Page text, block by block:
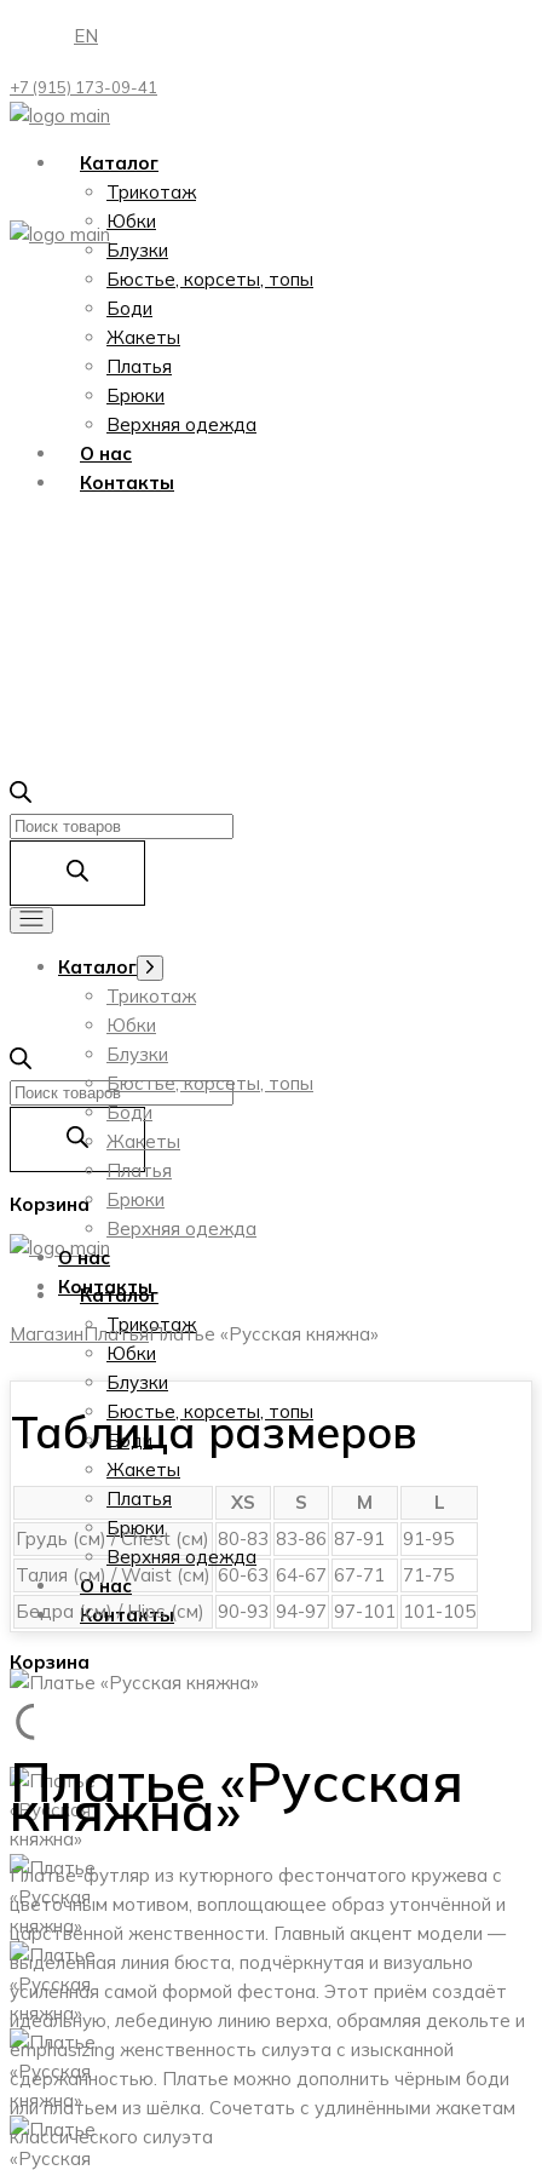
Перейти
содержимому
EN
+7 (915) 173-09-41
Каталог
Трикотаж
Юбки
Блузки
Бюстье, корсеты, топы
Боди
Жакеты
Платья
Брюки
Верхняя одежда
О нас
Контакты
Поиск
Корзина
Каталог
Трикотаж
Юбки
Блузки
Бюстье, корсеты, топы
Боди
Жакеты
Платья
Брюки
Верхняя одежда
О нас
Контакты
Корзина
Поиск
Каталог Показать
подменю
Трикотаж
Юбки
Блузки
Бюстье, корсеты, топы
Боди
Жакеты
Платья
Брюки
Верхняя одежда
О нас
Контакты
МагазинПлатьяПлатье «Русская княжна»
Таблица размеров
XS S M
L
Грудь (см) / Chest (см) 80-83 83-86 87-91
91-95
Талия (см) / Waist (см) 60-63 64-67 67-71
71-75
Бедра (см) / Hips (см)
90-93 94-97 97-101 101-105
Платье «Русская
княжна»
Платье-футляр из кутюрного фестончатого кружева с
цветочным мотивом, воплощающее образ утончённой и
царственной женственности. Главный акцент модели —
выделенная линия бюста, подчёркнутая и визуально
усиленная самой формой фестона. Этот приём создаёт
идеальную, лебединую линию верха, обрамляя декольте и
emphasizing женственность силуэта с изысканной
сдержанностью. Платье можно дополнить чёрным боди
или платьем из шёлка. Сочетать с удлинёнными жакетам
классического силуэта